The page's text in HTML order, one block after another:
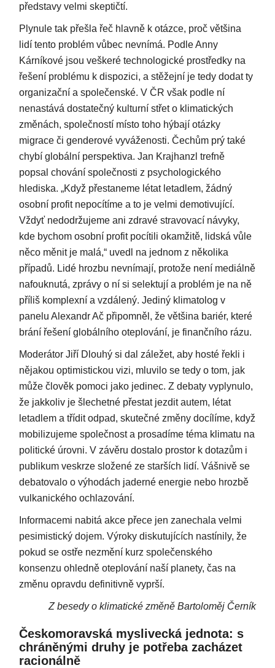
představy velmi skeptičtí.
Plynule tak přešla řeč hlavně k otázce, proč většina
lidí tento problém vůbec nevnímá. Podle Anny
Kárníkové jsou veškeré technologické prostředky na
řešení problému k dispozici, a stěžejní je tedy dodat ty
organizační a společenské. V ČR však podle ní
nenastává dostatečný kulturní střet o klimatických
změnách, společností místo toho hýbají otázky
migrace či genderové vyváženosti. Čechům prý také
chybí globální perspektiva. Jan Krajhanzl trefně
popsal chování společnosti z psychologického
hlediska. „Když přestaneme létat letadlem, žádný
osobní profit nepocítíme a to je velmi demotivující.
Vždyť nedodržujeme ani zdravé stravovací návyky,
kde bychom osobní profit pocítili okamžitě, lidská vůle
něco měnit je malá,“ uvedl na jednom z několika
případů. Lidé hrozbu nevnímají, protože není mediálně
nafouknutá, zprávy o ní si selektují a problém je na ně
příliš komplexní a vzdálený. Jediný klimatolog v
panelu Alexandr Ač připomněl, že většina bariér, které
brání řešení globálního oteplování, je finančního rázu.
Moderátor Jiří Dlouhý si dal záležet, aby hosté řekli i
nějakou optimistickou vizi, mluvilo se tedy o tom, jak
může člověk pomoci jako jedinec. Z debaty vyplynulo,
že jakkoliv je šlechetné přestat jezdit autem, létat
letadlem a třídit odpad, skutečné změny docílíme, když
mobilizujeme společnost a prosadíme téma klimatu na
politické úrovni. V závěru dostalo prostor k dotazům i
publikum veskrze složené ze starších lidí. Vášnivě se
debatovalo o výhodách jaderné energie nebo hrozbě
vulkanického ochlazování.
Informacemi nabitá akce přece jen zanechala velmi
pesimistický dojem. Výroky diskutujících nastínily, že
pokud se ostře nezmění kurz společenského
konsenzu ohledně oteplování naší planety, čas na
změnu opravdu definitivně vyprší.
Z besedy o klimatické změně Bartoloměj Černík
Českomoravská myslivecká jednota: s
chráněnými druhy je potřeba zacházet
racionálně